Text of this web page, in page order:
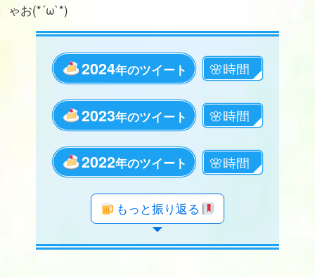
ゃお(*´ω`*)
2024年のツイート
2023年のツイート
2022年のツイート
年のツイート
年のツイート
年のツイート
年のツイート
年のツイート
年のツイート
年のツイート
年のツイート
年のツイート
年のツイート
年のツイート
年のツイート
年のツイート
年のツイート
年のツイート
年のツイート
もっと振り返る